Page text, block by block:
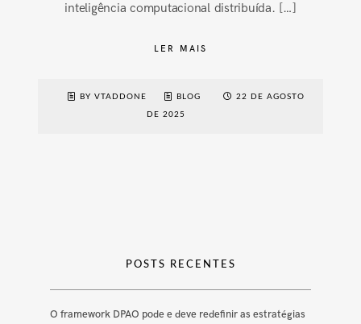
inteligência computacional distribuída. […]
LER MAIS
BY VTADDONE BLOG 22 DE AGOSTO
DE 2025
POSTS RECENTES
O framework DPAO pode e deve redefinir as estratégias